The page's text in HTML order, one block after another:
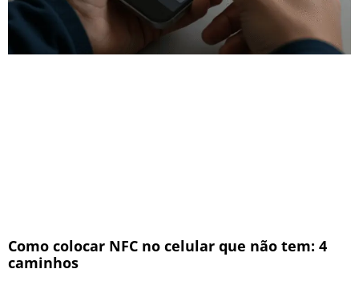
Como colocar NFC no celular que não tem: 4
caminhos